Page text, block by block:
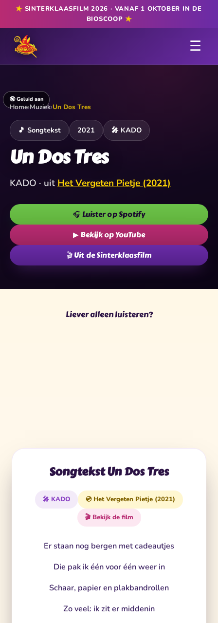
★SINTERKLAASFILM 2026 · VANAF 1 OKTOBER IN DE
BIOSCOOP ★
☰
✦
✶
★
✧
✶
★
✦
✶
★
✧
🔇 Geluid aan
Home›Muziek›Un Dos Tres
🎵 Songtekst 2021 🎤 KADO
Un Dos Tres
KADO · uit Het Vergeten Pietje (2021)
🎧 Luister op Spotify
▶ Bekijk op YouTube
🎬 Uit de Sinterklaasfilm
Liever alleen luisteren?
Songtekst Un Dos Tres
🎤 KADO 💿 Het Vergeten Pietje (2021)
🎬 Bekijk de film
Er staan nog bergen met cadeautjes
Die pak ik één voor één weer in
Schaar, papier en plakbandrollen
Zo veel: ik zit er middenin